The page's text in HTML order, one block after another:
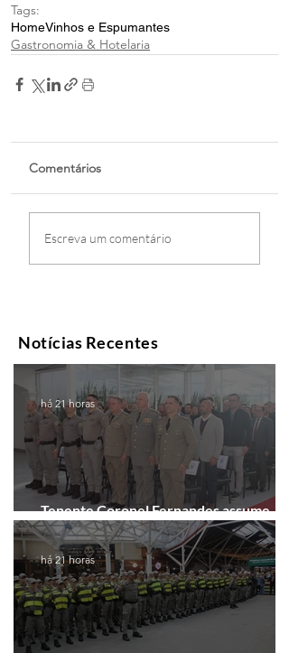
Tags:
HomeVinhos e Espumantes
Gastronomia & Hotelaria
Comentários
Escreva um comentário
Notícias Recentes
Tenente Coronel Fernandes assume
comando do 41º BPM em Gramado
há 21 horas
há 21 horas